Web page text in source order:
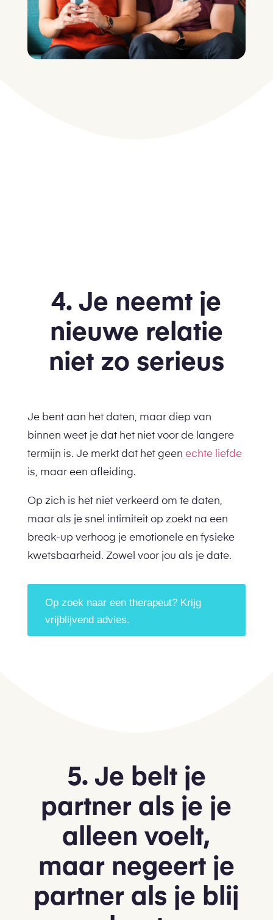
4. Je neemt je
nieuwe relatie
niet zo serieus
Je bent aan het daten, maar diep van
binnen weet je dat het niet voor de langere
termijn is. Je merkt dat het geen echte liefde
is, maar een afleiding.
Op zich is het niet verkeerd om te daten,
maar als je snel intimiteit op zoekt na een
break-up verhoog je emotionele en fysieke
kwetsbaarheid. Zowel voor jou als je date.
Op zoek naar een therapeut? Krijg
vrijblijvend advies.
5. Je belt je
partner als je je
alleen voelt,
maar negeert je
partner als je blij